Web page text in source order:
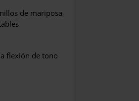
de mariposa
flexión de tono